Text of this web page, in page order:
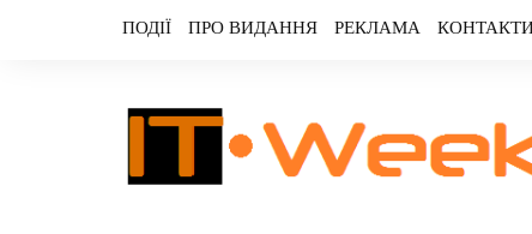
ПОДІЇ ПРО ВИДАННЯ РЕКЛАМА